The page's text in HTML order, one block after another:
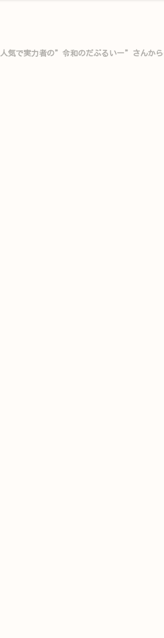
人気で実力者の”令和のだぶるいー”さんから